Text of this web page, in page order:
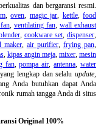
dan bergaransi resmi.
,oven, magic jar, kettle,food
, ventilating fan, wall exhaust
, cookware set,dispenser,
maker, air purifier, frying pan,
, kipas angin meja, mixer,mesin
fan,pompa air,antenna,water
lengkap dan selalu update,
Anda butuhkan dapat Anda
rumah tangga Anda di situs
Original 100%